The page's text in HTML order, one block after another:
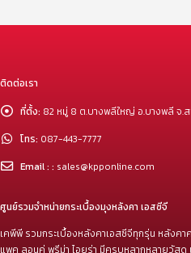
ติดต่อเรา
ที่ตั้ง: 82 หมู่ 8 ต.บางพลีใหญ่ อ.บางพลี จ.
โทร: 087-443-7777
Email : : sales@kpponline.com
ศูนย์รวมจำหน่ายกระเบื้องมุงหลังคา เอสซีจี
เคพีพี รวมกระเบื้องหลังคาเอสซีจีทุกรุ่น หลังค
แพค ลอนคู่ พรีม่า ไอยร่า มีครบหลากหลายวัส